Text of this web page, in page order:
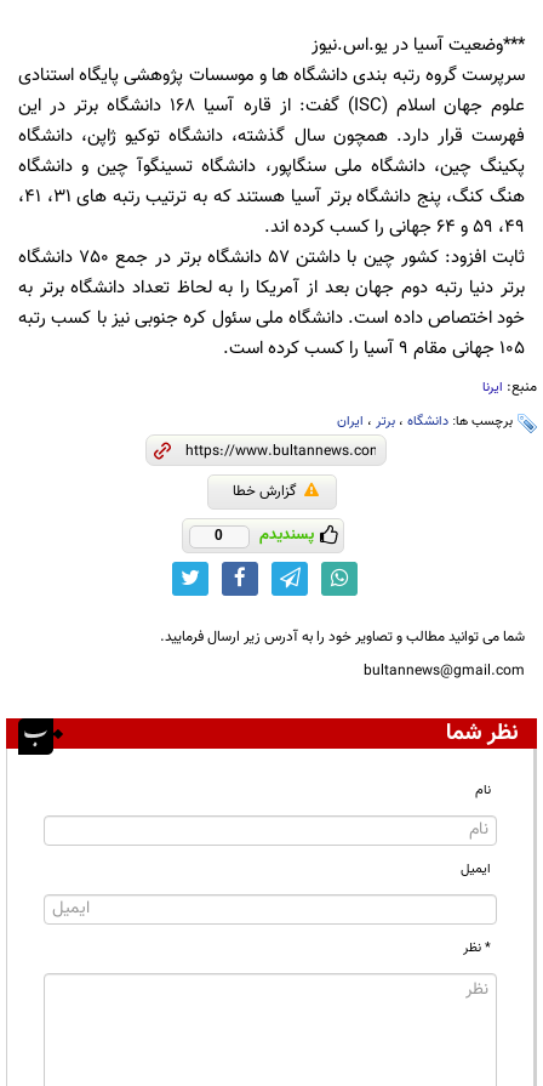
***وضعیت آسیا در یو.اس.نیوز
سرپرست گروه رتبه بندی دانشگاه ها و موسسات پژوهشی پایگاه استنادی
علوم جهان اسلام (ISC) گفت: از قاره آسیا 168 دانشگاه برتر در این
فهرست قرار دارد. همچون سال گذشته، دانشگاه توکیو ژاپن، دانشگاه
پکینگ چین، دانشگاه ملی سنگاپور، دانشگاه تسینگوآ چین و دانشگاه
هنگ کنگ، پنج دانشگاه برتر آسیا هستند که به ترتیب رتبه های 31، 41،
49، 59 و 64 جهانی را کسب کرده اند.
ثابت افزود: کشور چین با داشتن 57 دانشگاه برتر در جمع 750 دانشگاه
برتر دنیا رتبه دوم جهان بعد از آمریکا را به لحاظ تعداد دانشگاه برتر به
خود اختصاص داده است. دانشگاه ملی سئول کره جنوبی نیز با کسب رتبه
105 جهانی مقام 9 آسیا را کسب کرده است.
منبع: ایرنا
برچسب ها: دانشگاه ، برتر ، ایران
گزارش خطا
پسندیدم 0
شما می توانید مطالب و تصاویر خود را به آدرس زیر ارسال فرمایید.
bultannews@gmail.com
نظر شما
نام
ایمیل
* نظر